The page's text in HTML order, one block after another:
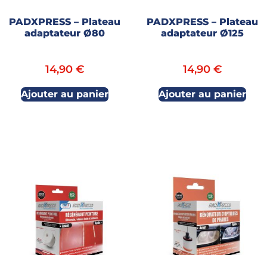
PADXPRESS – Plateau
adaptateur Ø80
14,90€
Ajouter au panier
PADXPRESS – Plateau
adaptateur Ø125
14,90 €
Ajouter au panier